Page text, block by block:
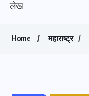
लेख
Home महाराष्ट्र